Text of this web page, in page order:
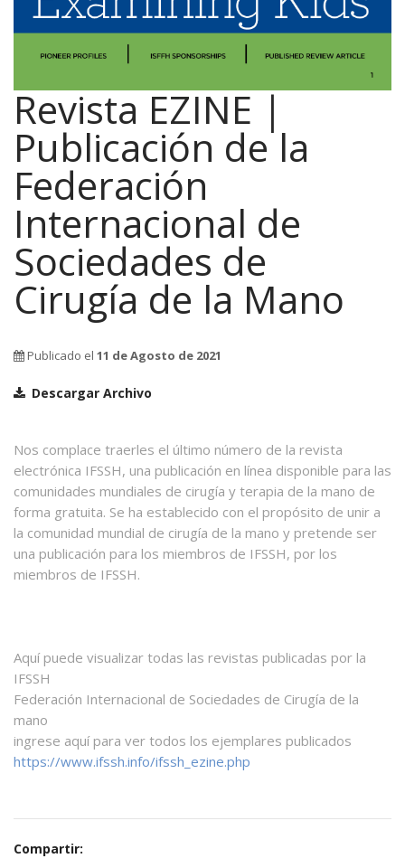
Revista EZINE |
Publicación de la
Federación
Internacional de
Sociedades de
Cirugía de la Mano
Publicado el 11 de Agosto de 2021
Descargar Archivo
Nos complace traerles el último número de la revista
electrónica IFSSH, una publicación en línea disponible para las
comunidades mundiales de cirugía y terapia de la mano de
forma gratuita. Se ha establecido con el propósito de unir a
la comunidad mundial de cirugía de la mano y pretende ser
una publicación para los miembros de IFSSH, por los
miembros de IFSSH.
Aquí puede visualizar todas las revistas publicadas por la
IFSSH
Federación Internacional de Sociedades de Cirugía de la
mano
ingrese aquí para ver todos los ejemplares publicados
https://www.ifssh.info/ifssh_ezine.php
Compartir: